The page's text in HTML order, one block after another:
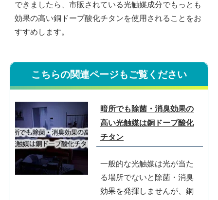
できましたら、市販されている光触媒成分でもっとも
効果の高い銅ドープ酸化チタンを使用されることをお
すすめします。
こちらの関連ページもご覧ください
暗所でも除菌・消臭効果の
高い光触媒は銅ドープ酸化
チタン
一般的な光触媒は光が当た
る場所でないと除菌・消臭
効果を発揮しませんが、銅